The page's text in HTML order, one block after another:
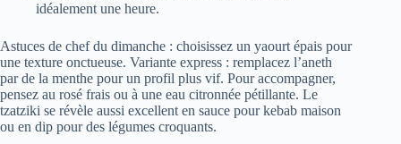
idéalement une heure.
Astuces de chef du dimanche : choisissez un yaourt épais pour
une texture onctueuse. Variante express : remplacez l’aneth
par de la menthe pour un profil plus vif. Pour accompagner,
pensez au rosé frais ou à une eau citronnée pétillante. Le
tzatziki se révèle aussi excellent en sauce pour kebab maison
ou en dip pour des légumes croquants.